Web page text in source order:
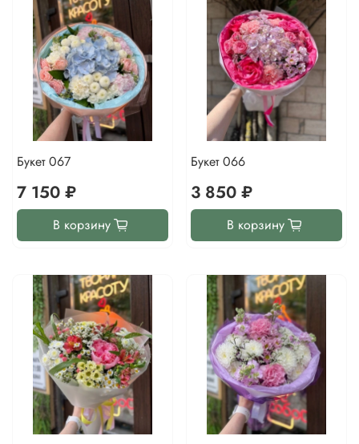
Букет 067
7 150 ₽
В корзину
Букет 066
3 850 ₽
В корзину